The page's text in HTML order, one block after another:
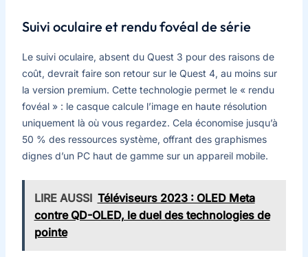
Suivi oculaire et rendu fovéal de série
Le suivi oculaire, absent du Quest 3 pour des raisons de
coût, devrait faire son retour sur le Quest 4, au moins sur
la version premium. Cette technologie permet le « rendu
fovéal » : le casque calcule l’image en haute résolution
uniquement là où vous regardez. Cela économise jusqu’à
50 % des ressources système, offrant des graphismes
dignes d’un PC haut de gamme sur un appareil mobile.
LIRE AUSSI Téléviseurs 2023 : OLED Meta
contre QD-OLED, le duel des technologies de
pointe